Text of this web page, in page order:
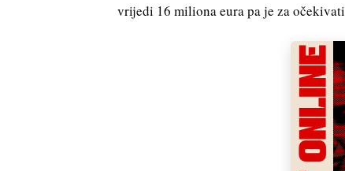
vrijedi 16 miliona eura pa je za